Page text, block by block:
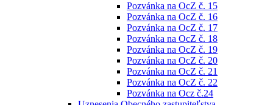
Pozvánka na OcZ č. 15
Pozvánka na OcZ č. 16
Pozvánka na OcZ č. 17
Pozvánka na OcZ č. 18
Pozvánka na OcZ č. 19
Pozvánka na OcZ č. 20
Pozvánka na OcZ č. 21
Pozvánka na OcZ č. 22
Pozvánka na Ocz č.24